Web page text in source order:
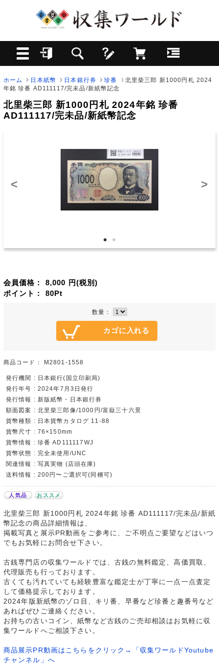
ホーム 日本紙幣 日本銀行券 珍番
北里柴三郎 新1000円札 2024
年銘 珍番 AD111117/完未品/新紙幣記念
北里柴三郎 新1000円札 2024年銘 珍番
AD111117/完未品/新紙幣記念
< >
会員価格： 8,000 円(税別)
ポイント： 80Pt
数量：
商品コード： M2801-1558
発行機関 : 日本銀行(国立印刷局)
発行年号 : 2024年7月3日発行
発行情報 : 新版紙幣・日本銀行券
額面図案 : 北里柴三郎像/1000円/富嶽三十六景
貨幣種類 : 日本貨幣カタログ 11-88
貨幣尺寸 : 76×150mm
貨幣情報 : 珍番 AD111117WJ
貨幣状態 : 完全未使用/UNC
関連情報 : 写真実物 (店頭在庫)
送料情報 : 200円〜ご選択可(同梱可)
人気品 おススメ
北里柴三郎 新1000円札 2024年銘 珍番 AD111117/完未品/新紙
幣記念の商品詳細情報は、
掲載写真と展示PR動画をご参考に、ご不明点ご要望などはいつ
でもお気軽にお問合せ下さい。
古銭専門店の収集ワールドでは、古銭の無料鑑定、高価買取、
代理販売も行っております。
古くても汚れていても経験豊富な鑑定士が丁寧に一点一点査定
して価格提示しております。
2024年版新紙幣のゾロ目、キリ番、早番など珍番と趣番号など
あればぜひご連絡ください。
お持ちの古いコイン、紙幣など古銭のご売却相談はお気軽に収
集ワールドへご相談下さい。
商品展示PR動画はこちらをクリック→「収集ワールドYoutube
チャンネル」へ